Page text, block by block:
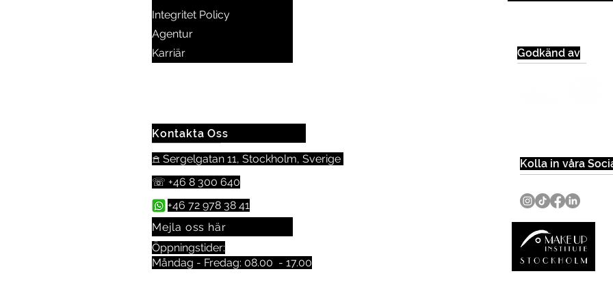
Integritet Policy
Agentur
Karriär
Kontakta Oss
𖠿 Sergelgatan 11, Stockholm, Sverige
☏ +46 8 300 640
+46 72 978 38 41
Mejla oss här
Öppningstider:
Måndag - Fredag: 08.00 - 17.00
Godkänd av
Kolla in våra